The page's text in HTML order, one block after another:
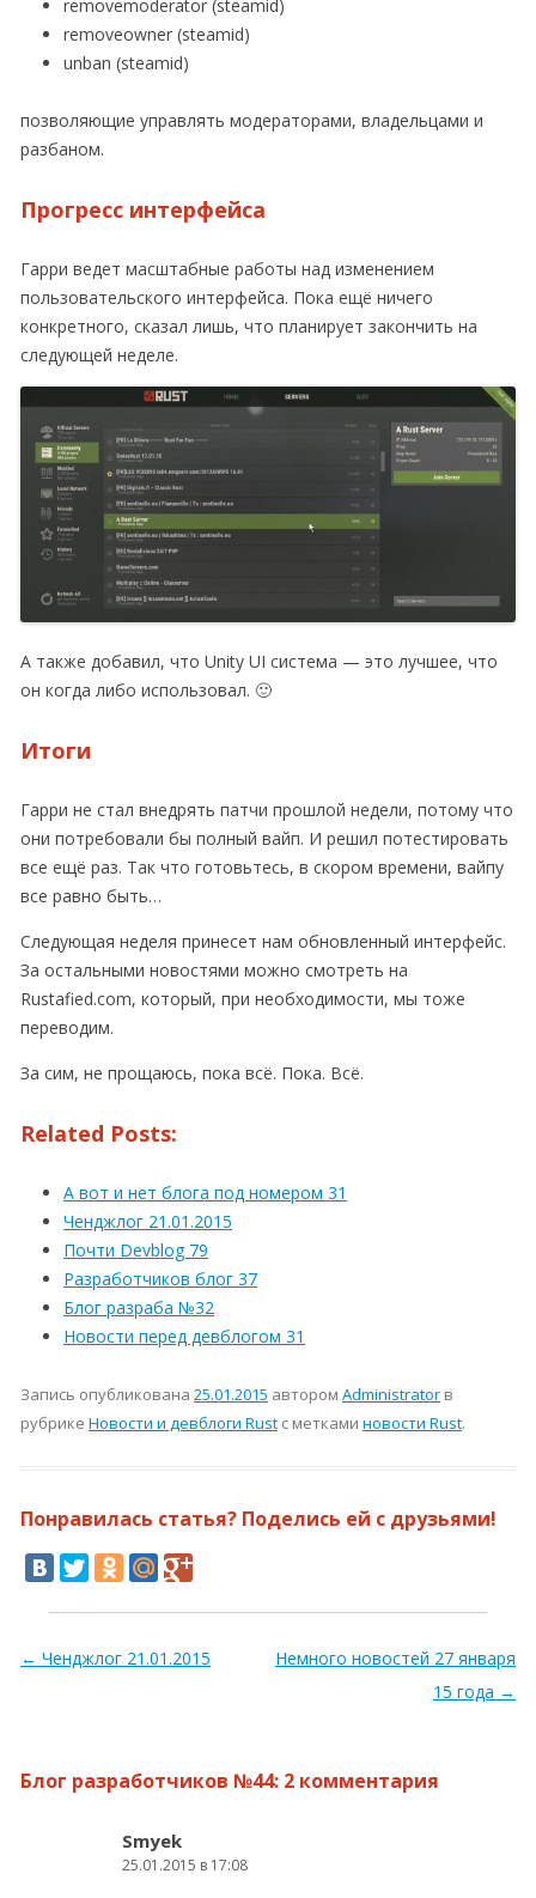
removemoderator (steamid)
removeowner (steamid)
unban (steamid)
позволяющие управлять модераторами, владельцами и
разбаном.
Прогресс интерфейса
Гарри ведет масштабные работы над изменением
пользовательского интерфейса. Пока ещё ничего
конкретного, сказал лишь, что планирует закончить на
следующей неделе.
А также добавил, что Unity UI система — это лучшее, что
он когда либо использовал. 🙂
Итоги
Гарри не стал внедрять патчи прошлой недели, потому что
они потребовали бы полный вайп. И решил потестировать
все ещё раз. Так что готовьтесь, в скором времени, вайпу
все равно быть…
Следующая неделя принесет нам обновленный интерфейс.
За остальными новостями можно смотреть на
Rustafied.com, который, при необходимости, мы тоже
переводим.
За сим, не прощаюсь, пока всё. Пока. Всё.
Related Posts:
А вот и нет блога под номером 31
Ченджлог 21.01.2015
Почти Devblog 79
Разработчиков блог 37
Блог разраба №32
Новости перед девблогом 31
Запись опубликована 25.01.2015 автором Administrator в
рубрике Новости и девблоги Rust с метками новости Rust.
Понравилась статья? Поделись ей с друзьями!
Навигация по записям
← Ченджлог 21.01.2015
Немного новостей 27 января
15 года →
Блог разработчиков №44: 2 комментария
Smyek
25.01.2015 в 17:08